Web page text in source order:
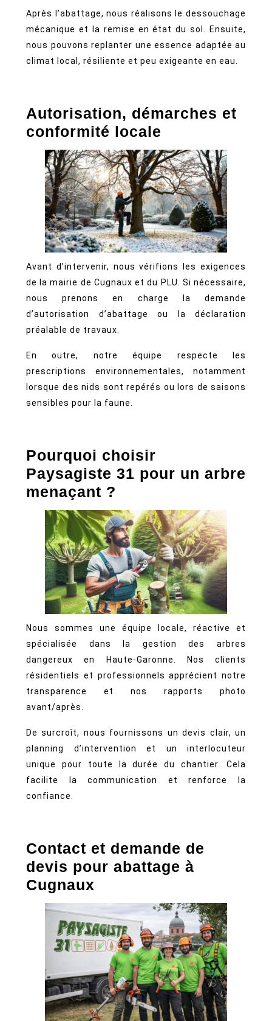
Après l’abattage, nous réalisons le dessouchage
mécanique et la remise en état du sol. Ensuite,
nous pouvons replanter une essence adaptée au
climat local, résiliente et peu exigeante en eau.
Autorisation, démarches et
conformité locale
Avant d’intervenir, nous vérifions les exigences
de la mairie de Cugnaux et du PLU. Si nécessaire,
nous prenons en charge la demande
d’autorisation d’abattage ou la déclaration
préalable de travaux.
En outre, notre équipe respecte les
prescriptions environnementales, notamment
lorsque des nids sont repérés ou lors de saisons
sensibles pour la faune.
Pourquoi choisir
Paysagiste 31 pour un arbre
menaçant ?
Nous sommes une équipe locale, réactive et
spécialisée dans la gestion des arbres
dangereux en Haute-Garonne. Nos clients
résidentiels et professionnels apprécient notre
transparence et nos rapports photo
avant/après.
De surcroît, nous fournissons un devis clair, un
planning d’intervention et un interlocuteur
unique pour toute la durée du chantier. Cela
facilite la communication et renforce la
confiance.
Contact et demande de
devis pour abattage à
Cugnaux